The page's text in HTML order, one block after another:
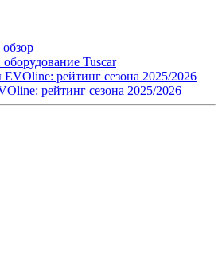
Tuscar
рейтинг сезона 2025/2026
рейтинг сезона 2025/2026